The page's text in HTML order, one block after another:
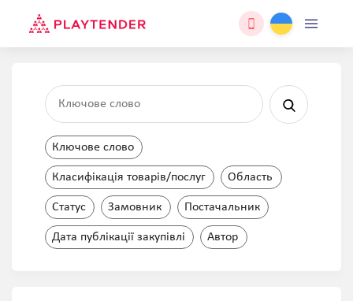
Ключове слово
Класифікація товарів/послуг Область
Статус Замовник Постачальник
Дата публікації закупівлі Автор